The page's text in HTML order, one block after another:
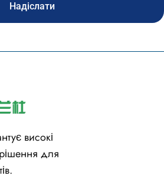
Надіслати
високі
рішення для